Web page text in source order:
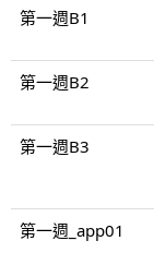
第一週B1
第一週B2
第一週B3
第一週_app01